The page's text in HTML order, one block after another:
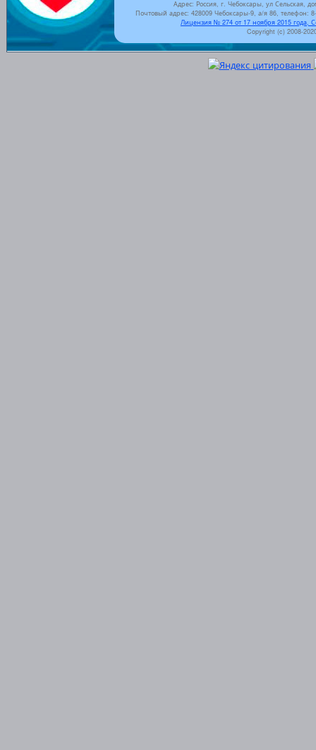
Адрес: Россия, г. Чебоксары, ул Сельская,
Почтовый адрес: 428009 Чебоксары-9, а/я 86, телефон:
Лицензия № 274 от 17 ноября 2015 года,
Copyright (c) 2008-